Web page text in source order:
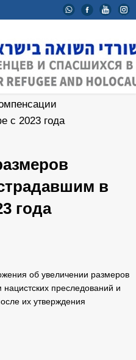
с 2023 года
в
года
об увеличении размеров
преследований и
их утверждения